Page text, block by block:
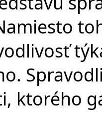
ktorého